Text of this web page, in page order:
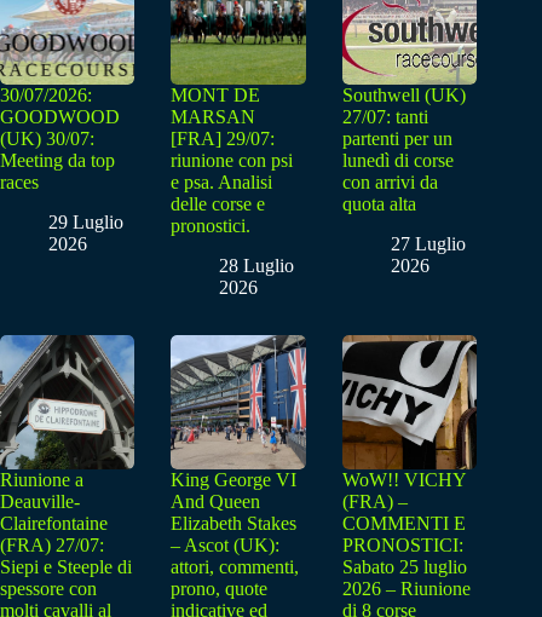
30/07/2026:
GOODWOOD
(UK) 30/07:
Meeting da top
races
29 Luglio
2026
MONT DE
MARSAN
[FRA] 29/07:
riunione con psi
e psa. Analisi
delle corse e
pronostici.
28 Luglio
2026
Southwell (UK)
27/07: tanti
partenti per un
lunedì di corse
con arrivi da
quota alta
27 Luglio
2026
Riunione a
Deauville-
Clairefontaine
(FRA) 27/07:
Siepi e Steeple di
spessore con
molti cavalli al
King George VI
And Queen
Elizabeth Stakes
– Ascot (UK):
attori, commenti,
prono, quote
indicative ed
WoW!! VICHY
(FRA) –
COMMENTI E
PRONOSTICI:
Sabato 25 luglio
2026 – Riunione
di 8 corse